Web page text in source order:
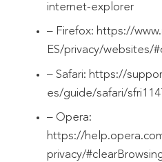
internet-explorer
– Firefox: https://
ES/privacy/websites/
– Safari: https://
es/guide/safari/
– Opera:
https://
privacy/